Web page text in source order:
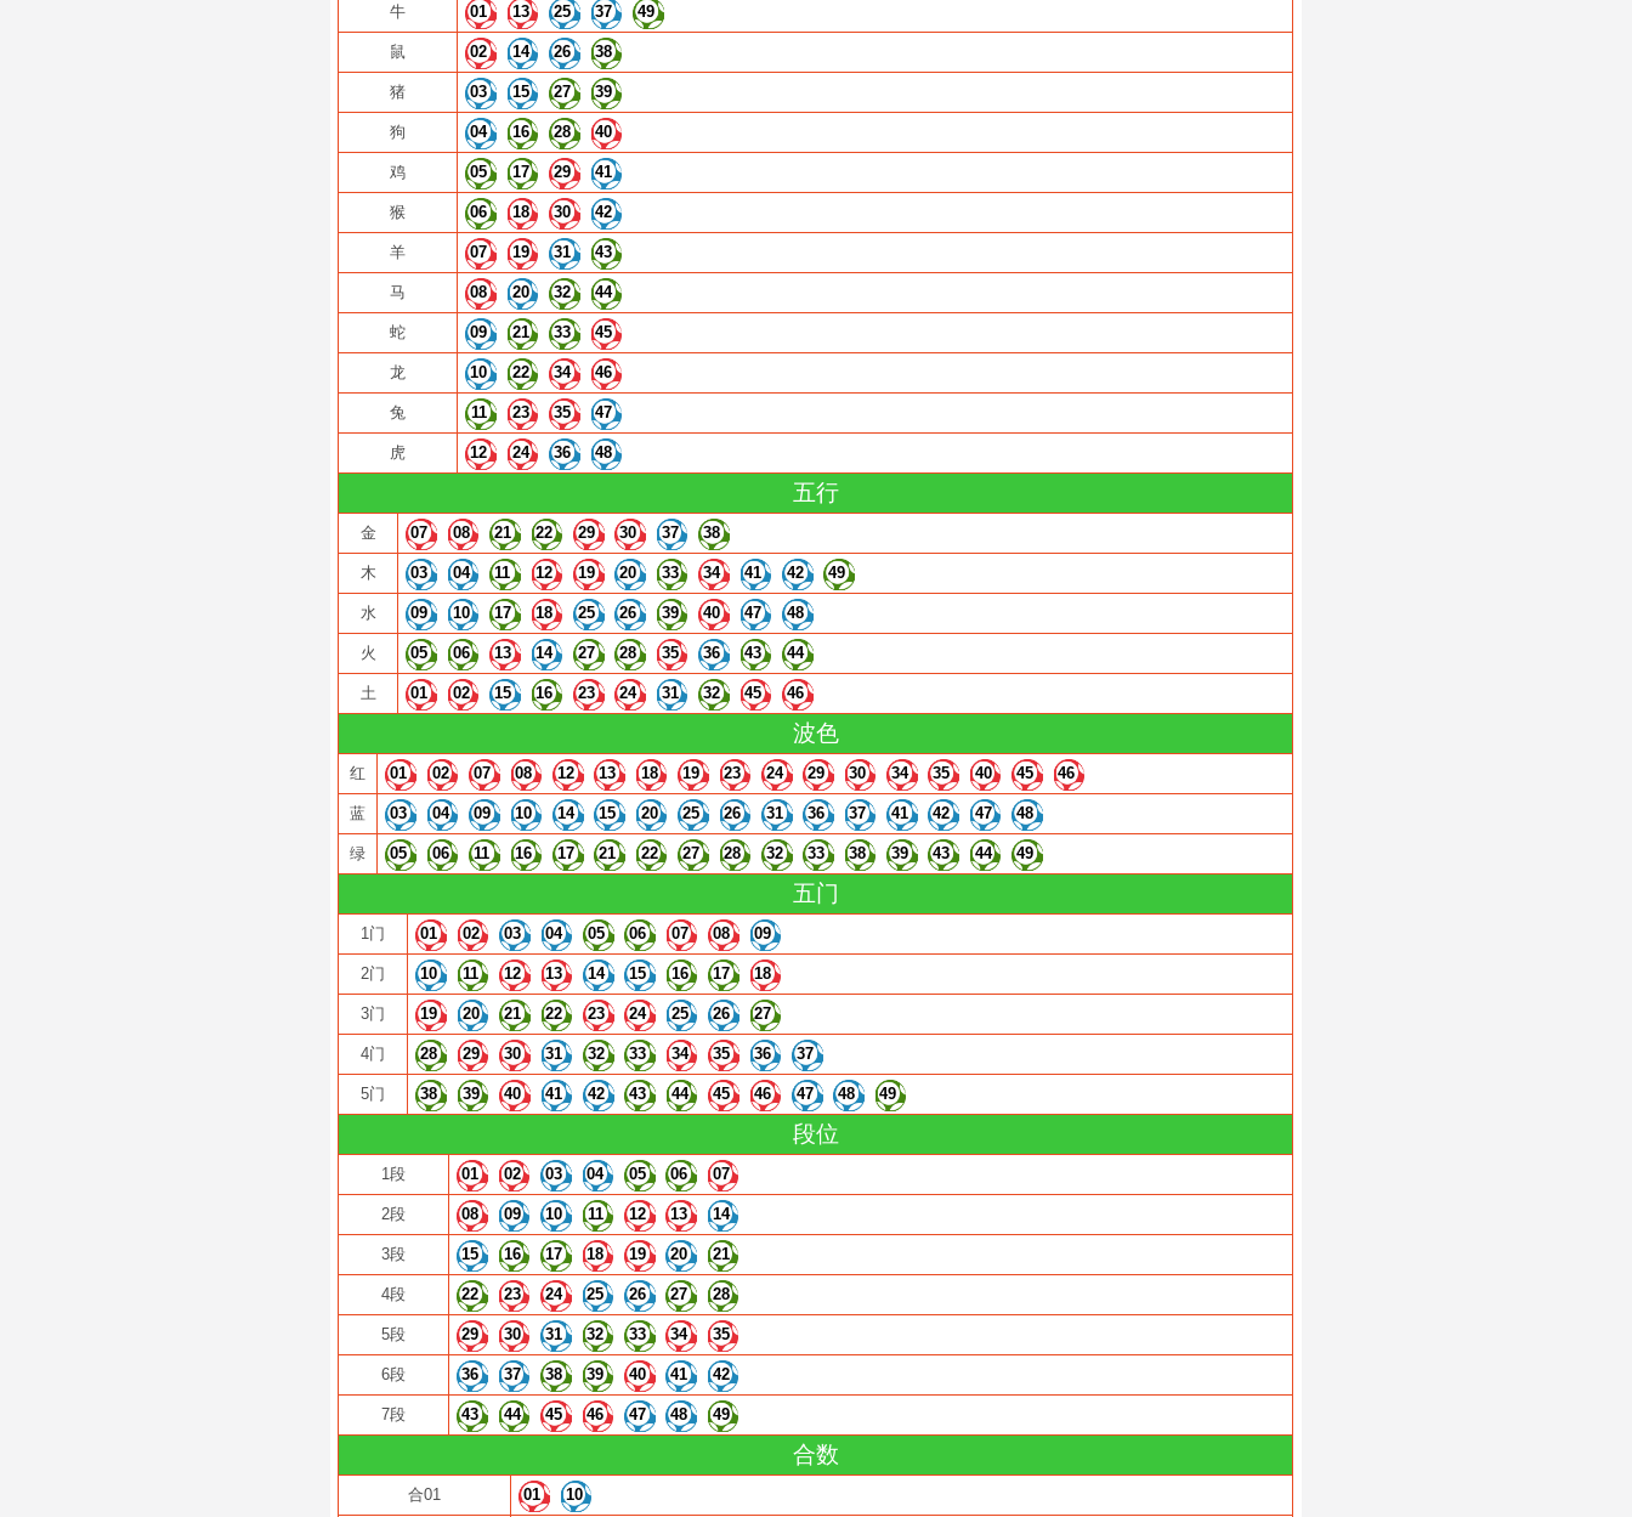
牛 01 13 25 37 49
鼠 02 14 26 38
猪 03 15 27 39
狗 04 16 28 40
鸡 05 17 29 41
猴 06 18 30 42
羊 07 19 31 43
马 08 20 32 44
蛇 09 21 33 45
龙 10 22 34 46
兔 11 23 35 47
虎 12 24 36 48
五行
金 07 08 21 22 29 30 37 38
木 03 04 11 12 19 20 33 34 41 42 49
水 09 10 17 18 25 26 39 40 47 48
火 05 06 13 14 27 28 35 36 43 44
土 01 02 15 16 23 24 31 32 45 46
波色
红 01 02 07 08 12 13 18 19 23 24 29 30 34 35 40 45 46
蓝 03 04 09 10 14 15 20 25 26 31 36 37 41 42 47 48
绿 05 06 11 16 17 21 22 27 28 32 33 38 39 43 44 49
五门
1门 01 02 03 04 05 06 07 08 09
2门 10 11 12 13 14 15 16 17 18
3门 19 20 21 22 23 24 25 26 27
4门 28 29 30 31 32 33 34 35 36 37
5门 38 39 40 41 42 43 44 45 46 47 48 49
段位
1段 01 02 03 04 05 06 07
2段 08 09 10 11 12 13 14
3段 15 16 17 18 19 20 21
4段 22 23 24 25 26 27 28
5段 29 30 31 32 33 34 35
6段 36 37 38 39 40 41 42
7段 43 44 45 46 47 48 49
合数
合01 01 10